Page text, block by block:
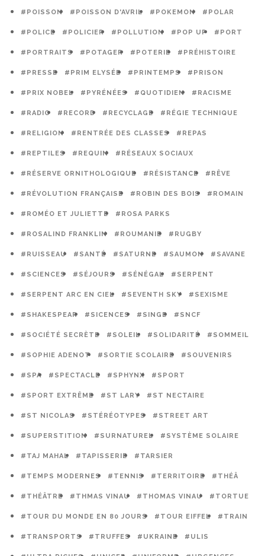
#POISSON #POISSON D'AVRIL #POKEMON #POLAR
#POLICE #POLICIER #POLLUTION #POP UP #PORT
#PORTRAITS #POTAGER #POTERIE #PRÉHISTOIRE
#PRESSE #PRIM ELYSÉE #PRINTEMPS #PRISON
#PRIX NOBEL #PYRÉNÉES #QUOTIDIEN #RACISME
#RADIO #RECORD #RECYCLAGE #RÉGIE TECHNIQUE
#RELIGION #RENTRÉE DES CLASSES #REPAS
#REPTILES #REQUIN #RÉSEAUX SOCIAUX
#RÉSERVE ORNITHOLOGIQUE #RÉSISTANCE #RÊVE
#RÉVOLUTION FRANÇAISE #ROBIN DES BOIS #ROMAIN
#ROMÉO ET JULIETTE #ROSA PARKS
#ROSALIND FRANKLIN #ROUMANIE #RUGBY
#RUISSEAU #SANTÉ #SATURNE #SAUMON #SAVANE
#SCIENCES #SÉJOURS #SÉNÉGAL #SERPENT
#SERPENT ARC EN CIEL #SEVENTH SKY #SEXISME
#SHAKESPEAR #SICENCES #SINGE #SNCF
#SOCIÉTÉ SECRÈTE #SOLEIL #SOLIDARITÉ #SOMMEIL
#SOPHIE ADENOT #SORTIE SCOLAIRE #SOUVENIRS
#SPA #SPECTACLE #SPHYNX #SPORT
#SPORT EXTRÊME #ST LARY #ST NECTAIRE
#ST NICOLAS #STÉRÉOTYPES #STREET ART
#SUPERSTITION #SURNATUREL #SYSTÈME SOLAIRE
#TAJ MAHAL #TAPISSERIE #TARSIER
#TEMPS MODERNES #TENNIS #TERRITOIRE #THÉÂ
#THÉÂTRE #THMAS VINAU #THOMAS VINAU #TORTUE
#TOUR DU MONDE EN 80 JOURS #TOUR EIFFEL #TRAIN
#TRANSPORTS #TRUFFES #UKRAINE #ULIS